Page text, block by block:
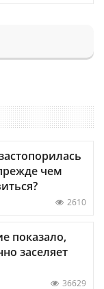
чем
2610
показало,
заселяет
36629